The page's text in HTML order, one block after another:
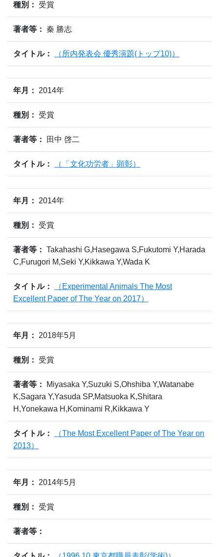
種別： 受賞
著者等： 秦 勝志
タイトル： （所内発表会 優秀演題(トップ10)）
年月： 2014年
種別： 受賞
著者等： 田中 啓二
タイトル： （「文化功労者」顕彰）
年月： 2014年
種別： 受賞
著者等： Takahashi G,Hasegawa S,Fukutomi Y,Harada
C,Furugori M,Seki Y,Kikkawa Y,Wada K
タイトル：
（Experimental Animals The Most
Excellent Paper of The Year on 2017）
年月： 2018年5月
種別： 受賞
著者等：
Miyasaka Y,Suzuki S,Ohshiba Y,Watanabe
K,Sagara Y,Yasuda SP,Matsuoka K,Shitara
H,Yonekawa H,Kominami R,Kikkawa Y
タイトル：
（The Most Excellent Paper of The Year on
2013）
年月： 2014年5月
種別： 受賞
著者等：